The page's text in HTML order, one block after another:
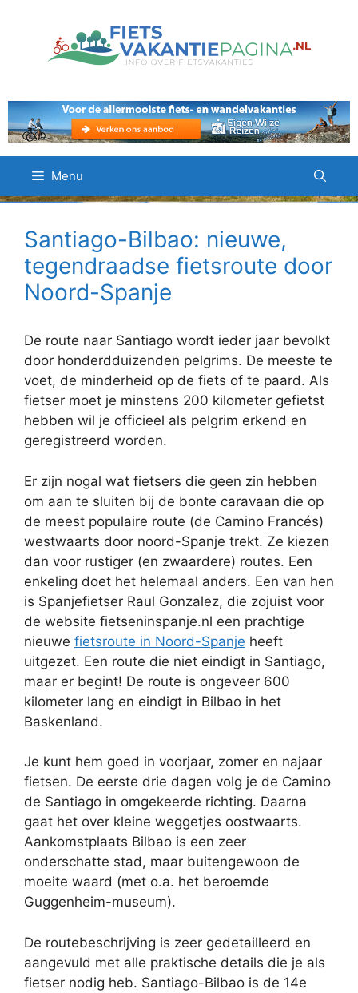
Menu
Santiago-Bilbao: nieuwe,
tegendraadse fietsroute door
Noord-Spanje
De route naar Santiago wordt ieder jaar bevolkt
door honderdduizenden pelgrims. De meeste te
voet, de minderheid op de fiets of te paard. Als
fietser moet je minstens 200 kilometer gefietst
hebben wil je officieel als pelgrim erkend en
geregistreerd worden.
Er zijn nogal wat fietsers die geen zin hebben
om aan te sluiten bij de bonte caravaan die op
de meest populaire route (de Camino Francés)
westwaarts door noord-Spanje trekt. Ze kiezen
dan voor rustiger (en zwaardere) routes. Een
enkeling doet het helemaal anders. Een van hen
is Spanjefietser Raul Gonzalez, die zojuist voor
de website fietseninspanje.nl een prachtige
nieuwe fietsroute in Noord-Spanje heeft
uitgezet. Een route die niet eindigt in Santiago,
maar er begint! De route is ongeveer 600
kilometer lang en eindigt in Bilbao in het
Baskenland.
Je kunt hem goed in voorjaar, zomer en najaar
fietsen. De eerste drie dagen volg je de Camino
de Santiago in omgekeerde richting. Daarna
gaat het over kleine weggetjes oostwaarts.
Aankomstplaats Bilbao is een zeer
onderschatte stad, maar buitengewoon de
moeite waard (met o.a. het beroemde
Guggenheim-museum).
De routebeschrijving is zeer gedetailleerd en
aangevuld met alle praktische details die je als
fietser nodig heb. Santiago-Bilbao is de 14e